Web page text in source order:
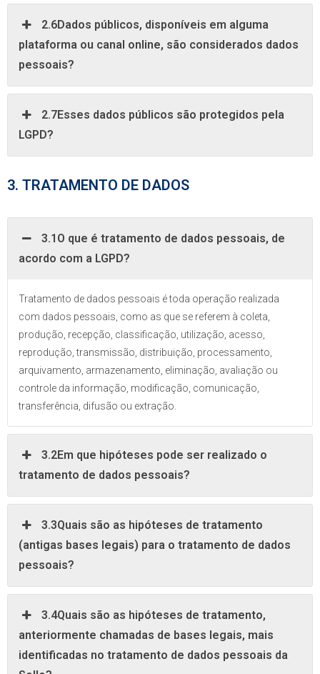
2.6Dados públicos, disponíveis em alguma
plataforma ou canal online, são considerados dados
pessoais?
2.7Esses dados públicos são protegidos pela
LGPD?
3. TRATAMENTO DE DADOS
3.1O que é tratamento de dados pessoais, de
acordo com a LGPD?
Tratamento de dados pessoais é toda operação realizada
com dados pessoais, como as que se referem à coleta,
produção, recepção, classificação, utilização, acesso,
reprodução, transmissão, distribuição, processamento,
arquivamento, armazenamento, eliminação, avaliação ou
controle da informação, modificação, comunicação,
transferência, difusão ou extração.
3.2Em que hipóteses pode ser realizado o
tratamento de dados pessoais?
3.3Quais são as hipóteses de tratamento
(antigas bases legais) para o tratamento de dados
pessoais?
3.4Quais são as hipóteses de tratamento,
anteriormente chamadas de bases legais, mais
identificadas no tratamento de dados pessoais da